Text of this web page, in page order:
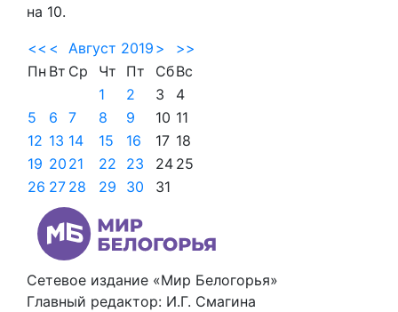
на 10.
<< < Август 2019 >
>>
Пн Вт Ср Чт Пт СбВс
1
2 3
4
5
6 7 8 9 10 11
12 13 14 15 16 17 18
19 20 21 22 23 24 25
26 27 28 29 30 31
Сетевое издание «Мир Белогорья»
Главный редактор: И.Г. Смагина